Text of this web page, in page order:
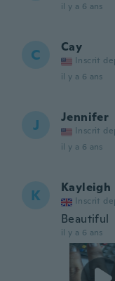
il y a 6 ans
C Cay
Inscrit
il y a 6 ans
J Jennifer
Inscrit
il y a 6 ans
K Kayleigh
Inscrit
Beautiful
il y a 6 ans